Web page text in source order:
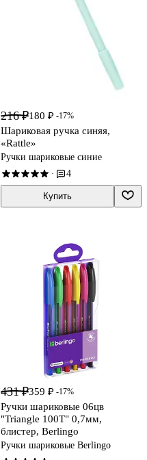
216 ₽180 ₽ -17%
Шариковая ручка синяя,
«Rattle»
Ручки шариковые синие
· 4
Купить
431 ₽359 ₽ -17%
Ручки шариковые 06цв
"Triangle 100T" 0,7мм,
блистер, Berlingo
Ручки шариковые Berlingo